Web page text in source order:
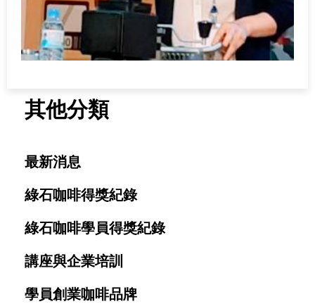
其他分類
最新消息
綠石咖啡得獎紀錄
綠石咖啡學員得獎紀錄
講座與企業培訓
學員創業咖啡品牌